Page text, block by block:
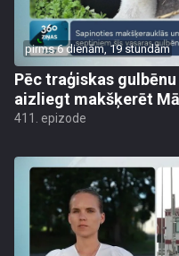
pirms 6 dienām, 19 stundām
Pēc traģiskas
aizliegt makšķerēt
411. epizode